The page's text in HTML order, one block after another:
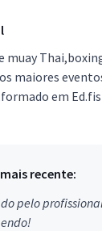
muay
maiores
em
recente:
pelo